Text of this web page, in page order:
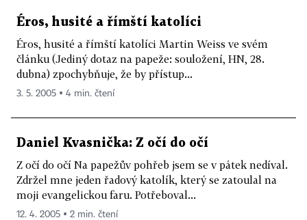
Éros, husité a římští katolíci
Éros, husité a římští katolíci Martin Weiss ve svém
článku (Jediný dotaz na papeže: souložení, HN, 28.
dubna) zpochybňuje, že by přístup...
3. 5. 2005 ▪ 4 min. čtení
Daniel Kvasnička: Z očí do očí
Z očí do očí Na papežův pohřeb jsem se v pátek nedíval.
Zdržel mne jeden řadový katolík, který se zatoulal na
moji evangelickou faru. Potřeboval...
12. 4. 2005 ▪ 2 min. čtení